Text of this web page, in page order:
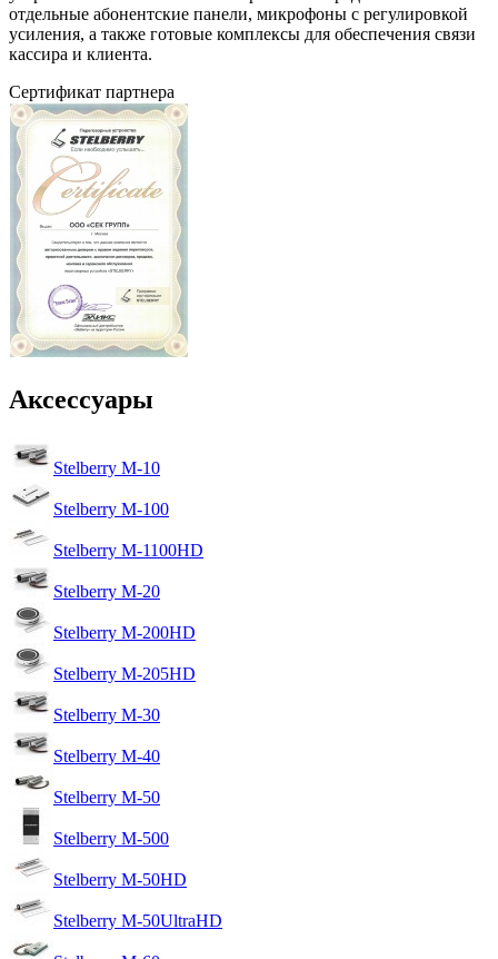
отдельные абонентские панели, микрофоны с регулировкой
усиления, а также готовые комплексы для обеспечения связи
кассира и клиента.
Сертификат партнера
Аксессуары
Stelberry M-10
Stelberry M-100
Stelberry M-1100HD
Stelberry M-20
Stelberry M-200HD
Stelberry M-205HD
Stelberry M-30
Stelberry M-40
Stelberry M-50
Stelberry M-500
Stelberry M-50HD
Stelberry M-50UltraHD